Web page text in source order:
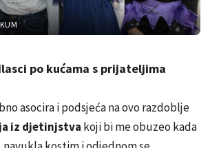
po kućama s prijateljima
asocira i podsjeća na ovo razdoblje
iz djetinjstva koji bi me obuzeo kada